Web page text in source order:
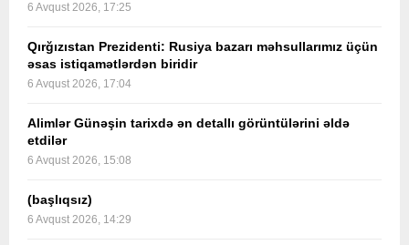
6 Avqust 2026, 17:25
Qırğızıstan Prezidenti: Rusiya bazarı məhsullarımız üçün
əsas istiqamətlərdən biridir
6 Avqust 2026, 17:04
Alimlər Günəşin tarixdə ən detallı görüntülərini əldə
etdilər
6 Avqust 2026, 15:08
(başlıqsız)
6 Avqust 2026, 14:29